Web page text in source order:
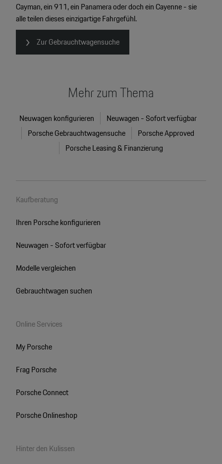
Cayman, ein 911, ein Panamera oder doch ein Cayenne - sie
alle teilen dieses einzigartige Fahrgefühl.
Zur Gebrauchtwagensuche
Mehr zum Thema
Neuwagen konfigurieren
Neuwagen - Sofort verfügbar
Porsche Gebrauchtwagensuche
Porsche Approved
Porsche Leasing & Finanzierung
Kaufberatung
Ihren Porsche konfigurieren
Neuwagen - Sofort verfügbar
Modelle vergleichen
Gebrauchtwagen suchen
Online Services
My Porsche
Frag Porsche
Porsche Connect
Porsche Onlineshop
Hinter den Kulissen